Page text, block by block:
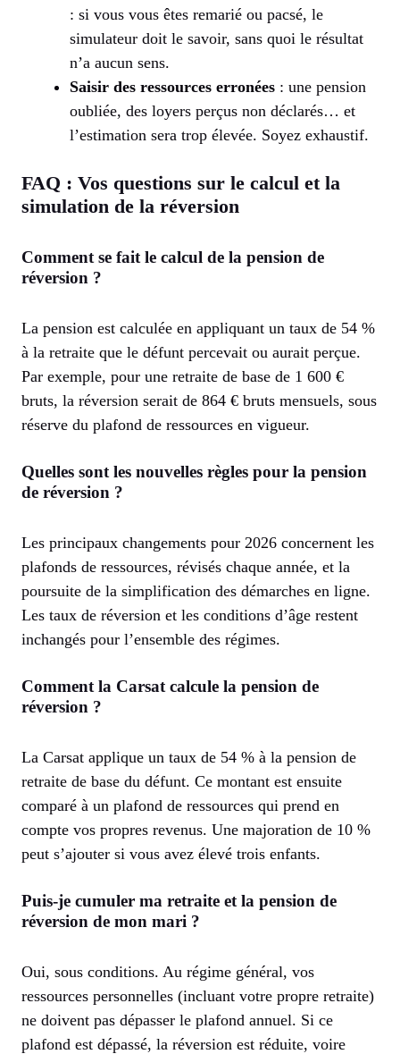
: si vous vous êtes remarié ou pacsé, le
simulateur doit le savoir, sans quoi le résultat
n’a aucun sens.
Saisir des ressources erronées : une pension
oubliée, des loyers perçus non déclarés… et
l’estimation sera trop élevée. Soyez exhaustif.
FAQ : Vos questions sur le calcul et la
simulation de la réversion
Comment se fait le calcul de la pension de
réversion ?
La pension est calculée en appliquant un taux de 54 %
à la retraite que le défunt percevait ou aurait perçue.
Par exemple, pour une retraite de base de 1 600 €
bruts, la réversion serait de 864 € bruts mensuels, sous
réserve du plafond de ressources en vigueur.
Quelles sont les nouvelles règles pour la pension
de réversion ?
Les principaux changements pour 2026 concernent les
plafonds de ressources, révisés chaque année, et la
poursuite de la simplification des démarches en ligne.
Les taux de réversion et les conditions d’âge restent
inchangés pour l’ensemble des régimes.
Comment la Carsat calcule la pension de
réversion ?
La Carsat applique un taux de 54 % à la pension de
retraite de base du défunt. Ce montant est ensuite
comparé à un plafond de ressources qui prend en
compte vos propres revenus. Une majoration de 10 %
peut s’ajouter si vous avez élevé trois enfants.
Puis-je cumuler ma retraite et la pension de
réversion de mon mari ?
Oui, sous conditions. Au régime général, vos
ressources personnelles (incluant votre propre retraite)
ne doivent pas dépasser le plafond annuel. Si ce
plafond est dépassé, la réversion est réduite, voire